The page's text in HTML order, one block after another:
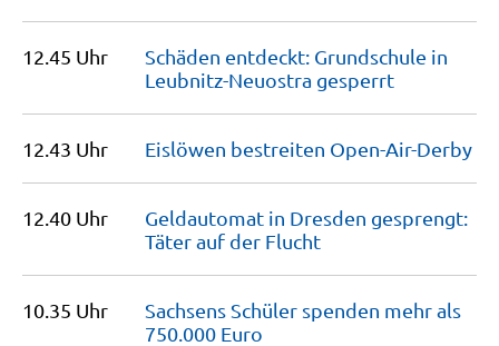
12.45 Uhr
Schäden entdeckt: Grundschule in
Leubnitz-Neuostra gesperrt
12.43 Uhr Eislöwen bestreiten Open-Air-Derby
12.40 Uhr
Geldautomat in Dresden gesprengt:
Täter auf der Flucht
10.35 Uhr
Sachsens Schüler spenden mehr als
750.000 Euro